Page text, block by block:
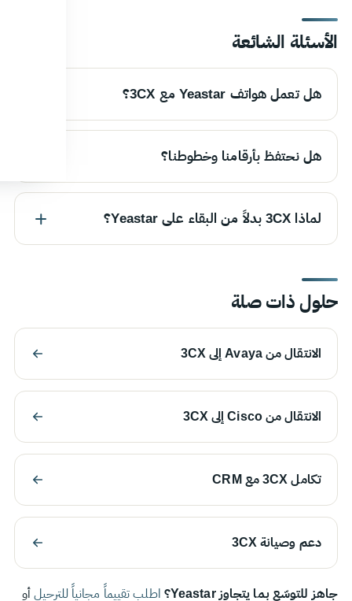
الأسئلة الشائعة
هل تعمل هواتف Yeastar مع 3CX؟
هل نحتفظ بأرقامنا وخطوطنا؟
لماذا 3CX بدلاً من البقاء على Yeastar؟
حلول ذات صلة
الانتقال من Avaya إلى 3CX
الانتقال من Cisco إلى 3CX
تكامل 3CX مع CRM
دعم وصيانة 3CX
جاهز للتوسّع بما يتجاوز Yeastar؟ اطلب تقييماً مجانياً للترحيلأو